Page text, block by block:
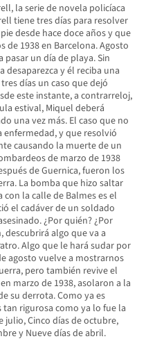
la serie de novela policíaca
tiene tres días para resolver
desde hace doce años y que
1938 en Barcelona. Agosto
pasar un día de playa. Sin
y él reciba una
días un caso que dejó
este instante, a contrarreloj,
estival, Miquel deberá
una vez más. El caso que no
y que resolvió
causando la muerte de un
de marzo de 1938
de Guernica, fueron los
La bomba que hizo saltar
con la calle de Balmes es el
el cadáver de un soldado
¿Por quién? ¿Por
descubrirá algo que va a
Algo que le hará sudar por
agosto vuelve a mostrarnos
pero también revive el
marzo de 1938, asolaron a la
su derrota. Como ya es
rigurosa como ya lo fue la
julio, Cinco días de octubre,
y Nueve días de abril.